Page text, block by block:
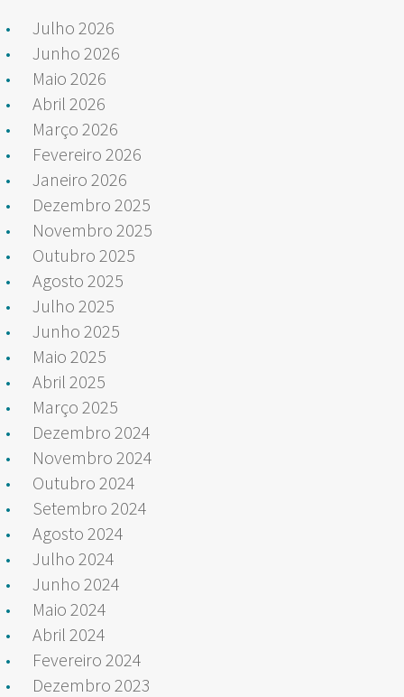
Julho 2026
Junho 2026
Maio 2026
Abril 2026
Março 2026
Fevereiro 2026
Janeiro 2026
Dezembro 2025
Novembro 2025
Outubro 2025
Agosto 2025
Julho 2025
Junho 2025
Maio 2025
Abril 2025
Março 2025
Dezembro 2024
Novembro 2024
Outubro 2024
Setembro 2024
Agosto 2024
Julho 2024
Junho 2024
Maio 2024
Abril 2024
Fevereiro 2024
Dezembro 2023